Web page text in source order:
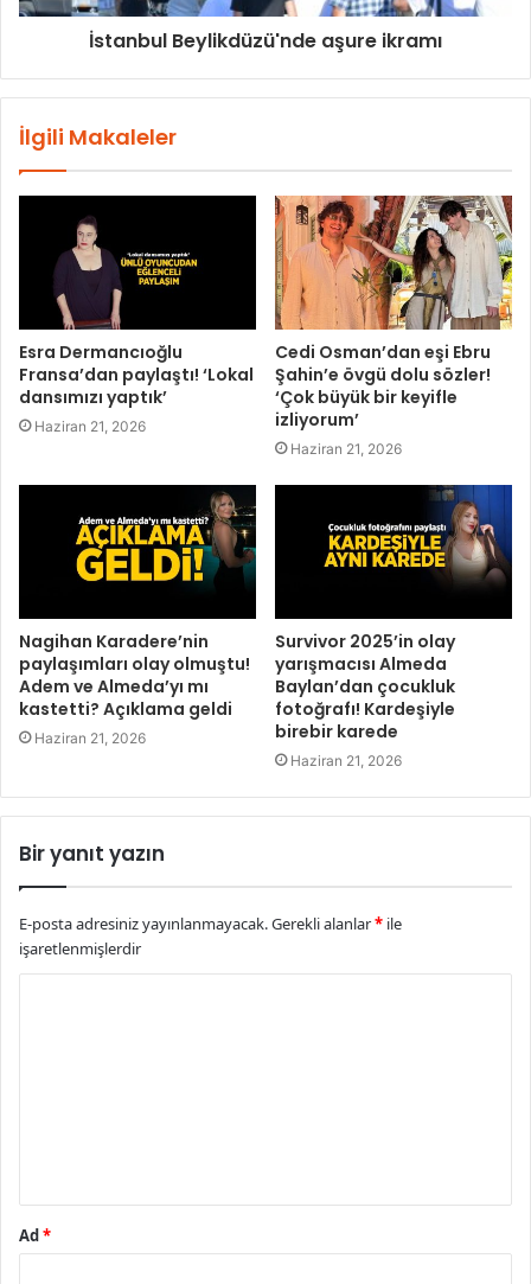
İstanbul Beylikdüzü'nde aşure ikramı
İlgili Makaleler
Esra Dermancıoğlu
Fransa’dan paylaştı! ‘Lokal
dansımızı yaptık’
Haziran 21, 2026
Cedi Osman’dan eşi Ebru
Şahin’e övgü dolu sözler!
‘Çok büyük bir keyifle
izliyorum’
Haziran 21, 2026
Nagihan Karadere’nin
paylaşımları olay olmuştu!
Adem ve Almeda’yı mı
kastetti? Açıklama geldi
Haziran 21, 2026
Survivor 2025’in olay
yarışmacısı Almeda
Baylan’dan çocukluk
fotoğrafı! Kardeşiyle
birebir karede
Haziran 21, 2026
Bir yanıt yazın
E-posta adresiniz yayınlanmayacak.Gerekli alanlar* ile
işaretlenmişlerdir
Ad*